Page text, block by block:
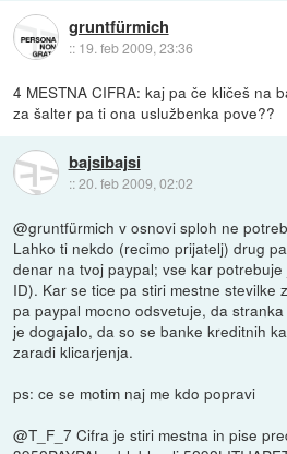
gruntfürmich
:: 19. feb 2009, 23:36
4 MESTNA CIFRA: kaj pa če kličeš na
za šalter pa ti ona uslužbenka pove??
bajsibajsi
::20. feb 2009, 02:02
@gruntfürmich v osnovi sploh ne
Lahko ti nekdo (recimo prijatelj) drug
denar na tvoj paypal; vse kar
ID). Kar se tice pa stiri mestne stevilke
pa paypal mocno odsvetuje, da
je dogajalo, da so se banke kreditnih
zaradi klicarjenja.
ps: ce se motim naj me kdo popravi
@T_F_7 Cifra je stiri mestna in pise